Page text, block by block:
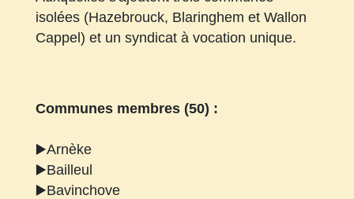
isolées (Hazebrouck, Blaringhem et Wallon
Cappel) et un syndicat à vocation unique.
Communes membres (50) :
▶️Arnèke
▶️Bailleul
▶️Bavinchove